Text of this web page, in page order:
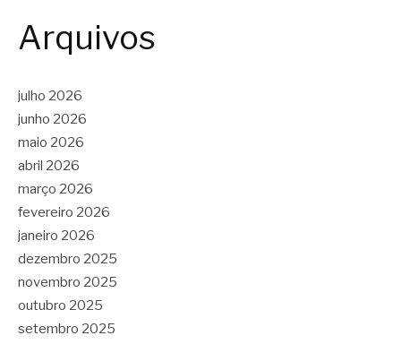
Arquivos
julho 2026
junho 2026
maio 2026
abril 2026
março 2026
fevereiro 2026
janeiro 2026
dezembro 2025
novembro 2025
outubro 2025
setembro 2025